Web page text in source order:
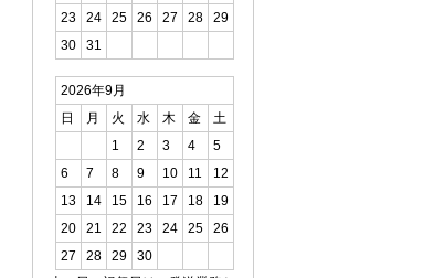
23
24 25 26 27 28
29
30
31
2026年9月
日
月 火 水 木 金
土
1
2 3 4
5
6
7 8 9 10 11
12
13
14 15 16 17 18
19
20
21 22 23 24 25
26
27
28 29
30